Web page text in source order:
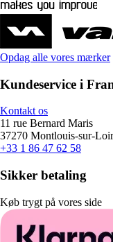
Opdag alle vores mærker
Kundeservice i
Kontakt os
11 rue Bernard Maris
37270 Montlouis-sur-
+33 1 86 47 62 58
Sikker betaling
Køb trygt på vores side